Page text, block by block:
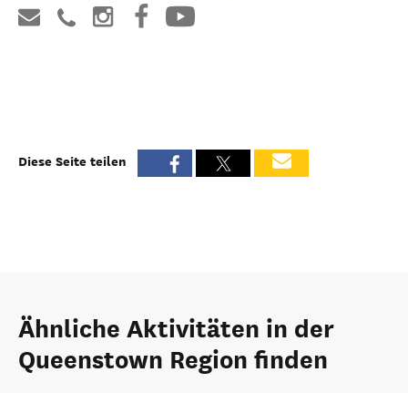
Diese Seite teilen
Ähnliche Aktivitäten in der
Queenstown Region finden